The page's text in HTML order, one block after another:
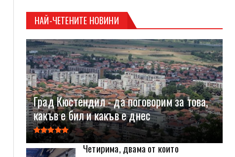
НАЙ-ЧЕТЕНИТЕ НОВИНИ
Град Кюстендил - да поговорим за това,
какъв е бил и какъв е днес
Четирима, двама от които